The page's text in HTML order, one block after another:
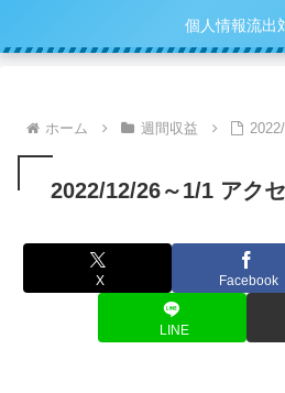
個人情報流出
ホーム 週間収益
2022/12/26～1/1 アク
X Facebook
LINE